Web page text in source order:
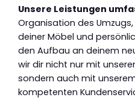
Unsere Leistungen
Organisation des
deiner Möbel und
den Aufbau an deinem
wir dir nicht nur mit
sondern auch mit
kompetenten